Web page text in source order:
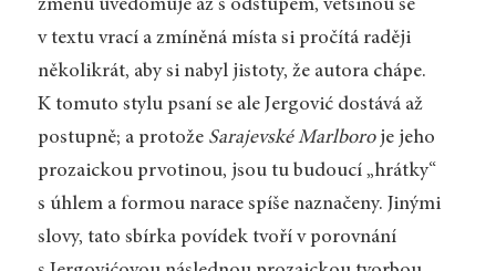
změnu uvědomuje až s odstupem, většinou se
v textu vrací a zmíněná místa si pročítá raději
několikrát, aby si nabyl jistoty, že autora chápe.
K tomuto stylu psaní se ale Jergović dostává až
postupně; a protože Sarajevské Marlboroje jeho
prozaickou prvotinou, jsou tu budoucí „hrátky“
s úhlem a formou narace spíše naznačeny. Jinými
slovy, tato sbírka povídek tvoří v porovnání